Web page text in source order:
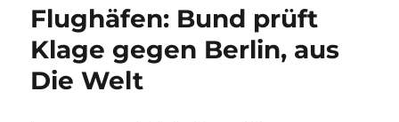
Flughäfen: Bund prüft
Klage gegen Berlin, aus
Die Welt